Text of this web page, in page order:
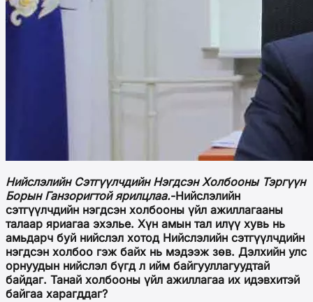
Нийслэлийн Сэтгүүлчдийн Нэгдсэн Холбооны Тэргүүн
Борын Ганзоригтой ярилцлаа.-Нийслэлийн
сэтгүүлчдийн нэгдсэн холбооны үйл ажиллагааны
талаар яриагаа эхэлье. Хүн амын тал илүү хувь нь
амьдарч буй нийслэл хотод Нийслэлийн сэтгүүлчдийн
нэгдсэн холбоо гэж байх нь мэдээж зөв. Дэлхийн улс
орнуудын нийслэл бүгд л ийм байгууллагуудтай
байдаг. Танай холбооны үйл ажиллагаа их идэвхитэй
байгаа харагддаг?